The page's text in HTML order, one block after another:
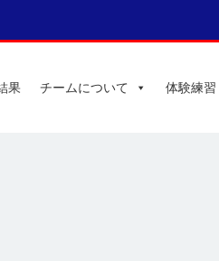
果 チームについて 体験練習